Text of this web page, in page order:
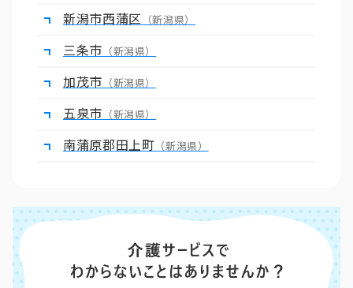
新潟市西蒲区 （新潟県）
三条市 （新潟県）
加茂市 （新潟県）
五泉市 （新潟県）
南蒲原郡田上町 （新潟県）